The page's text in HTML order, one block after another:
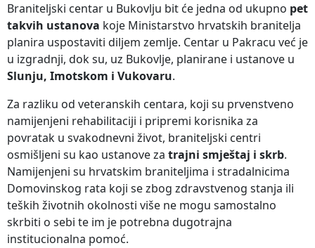
Braniteljski centar u Bukovlju bit će jedna od ukupno pet
takvih ustanova koje Ministarstvo hrvatskih branitelja
planira uspostaviti diljem zemlje. Centar u Pakracu već je
u izgradnji, dok su, uz Bukovlje, planirane i ustanove u
Slunju, Imotskom i Vukovaru.
Za razliku od veteranskih centara, koji su prvenstveno
namijenjeni rehabilitaciji i pripremi korisnika za
povratak u svakodnevni život, braniteljski centri
osmišljeni su kao ustanove za trajni smještaj i skrb.
Namijenjeni su hrvatskim braniteljima i stradalnicima
Domovinskog rata koji se zbog zdravstvenog stanja ili
teških životnih okolnosti više ne mogu samostalno
skrbiti o sebi te im je potrebna dugotrajna
institucionalna pomoć.